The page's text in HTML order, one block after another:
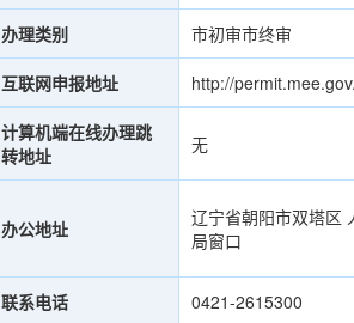
办理类别 市初审市终审
互联网申报地址 http://
计算机端在线办理跳
转地址
无
办公地址
辽宁省朝阳市双塔区
局窗口
联系电话 0421-2615300